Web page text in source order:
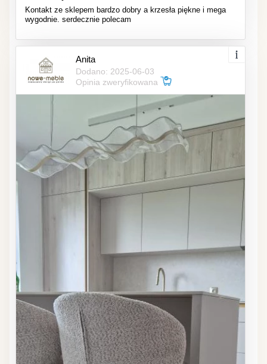
Kontakt ze sklepem bardzo dobry a krzesła piękne i mega
wygodnie. serdecznie polecam
Anita
Dodano: 2025-06-03
Opinia zweryfikowana